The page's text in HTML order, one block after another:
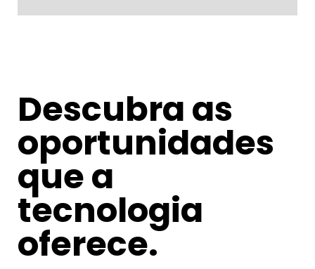
Descubra as
oportunidades
que a
tecnologia
oferece.